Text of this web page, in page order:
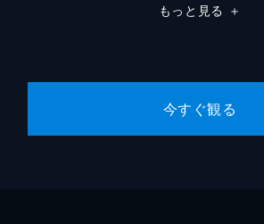
もっと見る ＋
今すぐ観る